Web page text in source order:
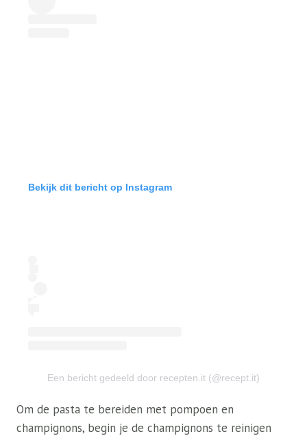
Bekijk dit bericht op Instagram
Een bericht gedeeld door recepten.it (@recept.it)
Om de pasta te bereiden met pompoen en
champignons, begin je de champignons te reinigen